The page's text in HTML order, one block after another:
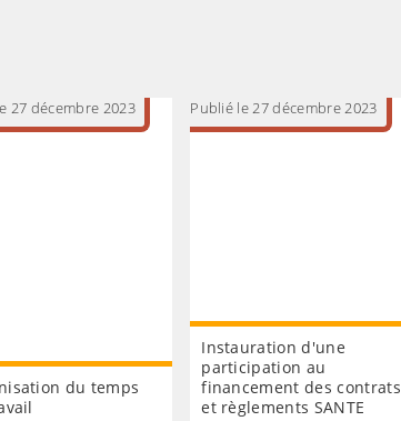
27 décembre 2023
du temps
Publié le 27 décembre 2023
Instauration d'une
participation au
financement des contrats
et règlements SANTE